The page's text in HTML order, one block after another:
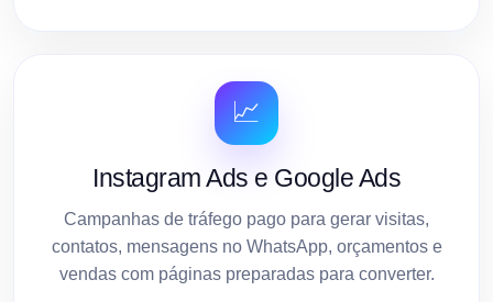
📈
Instagram Ads e Google Ads
Campanhas de tráfego pago para gerar visitas,
contatos, mensagens no WhatsApp, orçamentos e
vendas com páginas preparadas para converter.